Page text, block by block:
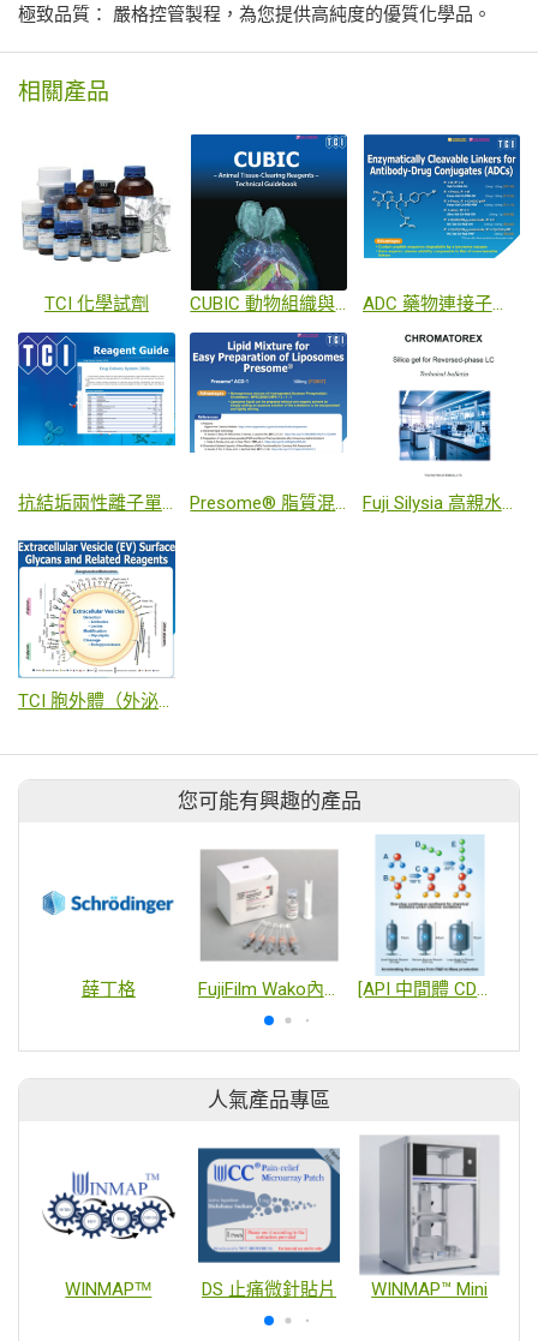
極致品質： 嚴格控管製程，為您提供高純度的優質化學品。
相關產品
TCI 化學試劑 CUBIC 動物組織與全器官透明化技術：獲日本 RIKEN 授權之專利試劑，能將動物器官高度透明化並保留螢光訊號，實現 3D 單細胞解析度造影 ADC 藥物連接子與樹枝狀聚合物 (Dendrimers)
抗結垢兩性離子單體 (Zwitterionic Monomers) Presome® 脂質混合物與 LNP 傳輸技術 Fuji Silysia 高親水性/醣類專用層析矽膠 (ARG / NH-SG Silica)
TCI 胞外體（外泌體）表面聚醣及相關試劑
您可能有興趣的產品
薛丁格 FujiFilm Wako內毒素與熱原檢測 [API 中間體 CDMO] 連續式高效合成平台
人氣產品專區
WINMAPᵀᴹ DS 止痛微針貼片 WINMAP™ Mini